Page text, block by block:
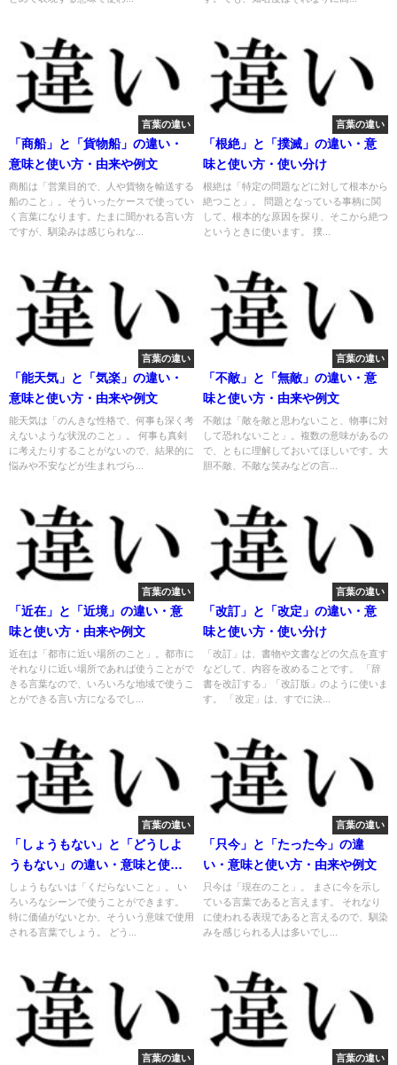
言葉の違い
「商船」と「貨物船」の違い・
意味と使い方・由来や例文
商船は「営業目的で、人や貨物を輸送する
船のこと」。そういったケースで使ってい
く言葉になります。たまに聞かれる言い方
ですが、馴染みは感じられな...
言葉の違い
「根絶」と「撲滅」の違い・意
味と使い方・使い分け
根絶は「特定の問題などに対して根本から
絶つこと」。 問題となっている事柄に関
して、根本的な原因を探り、そこから絶つ
というときに使います。 撲...
言葉の違い
「能天気」と「気楽」の違い・
意味と使い方・由来や例文
能天気は「のんきな性格で、何事も深く考
えないような状況のこと」。 何事も真剣
に考えたりすることがないので、結果的に
悩みや不安などが生まれづら...
言葉の違い
「不敵」と「無敵」の違い・意
味と使い方・由来や例文
不敵は「敵を敵と思わないこと、物事に対
して恐れないこと」。複数の意味があるの
で、ともに理解しておいてほしいです。大
胆不敵、不敵な笑みなどの言...
言葉の違い
「近在」と「近境」の違い・意
味と使い方・由来や例文
近在は「都市に近い場所のこと」。都市に
それなりに近い場所であれば使うことがで
きる言葉なので、いろいろな地域で使うこ
とができる言い方になるでし...
言葉の違い
「改訂」と「改定」の違い・意
味と使い方・使い分け
「改訂」は、書物や文書などの欠点を直す
などして、内容を改めることです。 「辞
書を改訂する」「改訂版」のように使いま
す。 「改定」は、すでに決...
言葉の違い
「しょうもない」と「どうしよ
うもない」の違い・意味と使い
方・由来や例文
しょうもないは「くだらないこと」。 い
ろいろなシーンで使うことができます。
特に価値がないとか、そういう意味で使用
される言葉でしょう。 どう...
言葉の違い
「只今」と「たった今」の違
い・意味と使い方・由来や例文
只今は「現在のこと」。 まさに今を示し
ている言葉であると言えます。 それなり
に使われる表現であると言えるので、馴染
みを感じられる人は多いでし...
言葉の違い 言葉の違い